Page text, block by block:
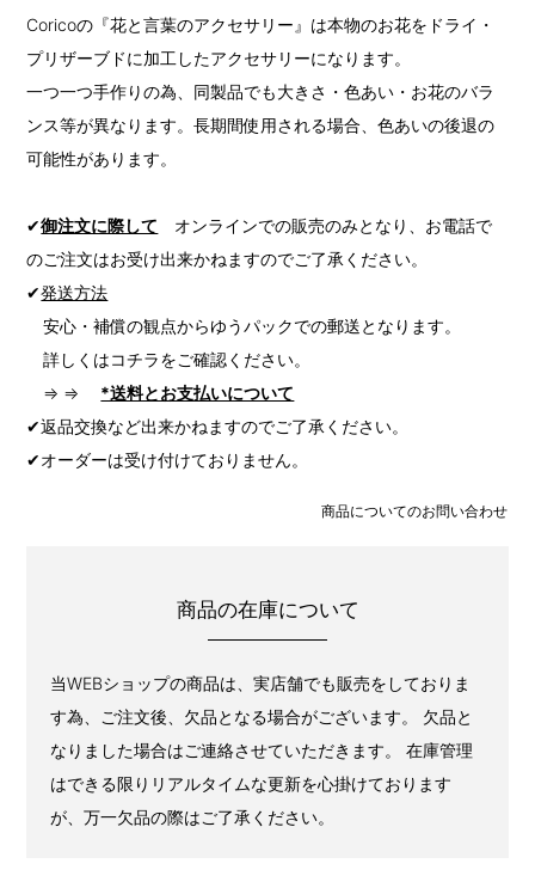
Coricoの『花と言葉のアクセサリー』は本物のお花をドライ・
プリザーブドに加工したアクセサリーになります。
一つ一つ手作りの為、同製品でも大きさ・色あい・お花のバラ
ンス等が異なります。長期間使用される場合、色あいの後退の
可能性があります。
✔御注文に際して オンラインでの販売のみとなり、お電話で
のご注文はお受け出来かねますのでご了承ください。
✔発送方法
安心・補償の観点からゆうパックでの郵送となります。
詳しくはコチラをご確認ください。
⇒ ⇒
*送料とお支払いについて
✔返品交換など出来かねますのでご了承ください。
✔オーダーは受け付けておりません。
商品についてのお問い合わせ
商品の在庫について
当WEBショップの商品は、実店舗でも販売をしておりま
す為、ご注文後、欠品となる場合がございます。 欠品と
なりました場合はご連絡させていただきます。 在庫管理
はできる限りリアルタイムな更新を心掛けております
が、万一欠品の際はご了承ください。